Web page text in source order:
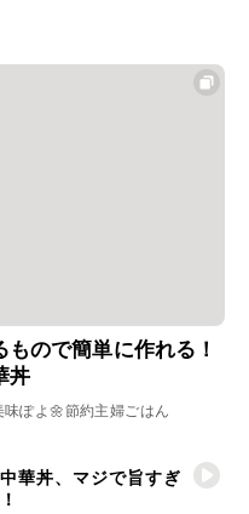
もので簡単に作れる！
丼
味ぽよ🌼節約主婦ごはん
華丼、マジで旨すぎ